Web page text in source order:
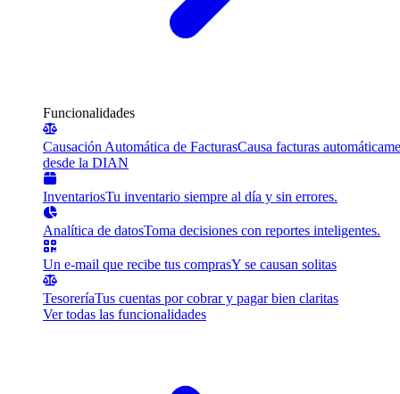
Funcionalidades
Causación Automática de FacturasCausa facturas
desde la DIAN
InventariosTu inventario siempre al día y sin errores.
Analítica de datosToma decisiones con reportes inteligentes.
Un e-mail que recibe tus comprasY se causan solitas
TesoreríaTus cuentas por cobrar y pagar bien claritas
Ver todas las funcionalidades